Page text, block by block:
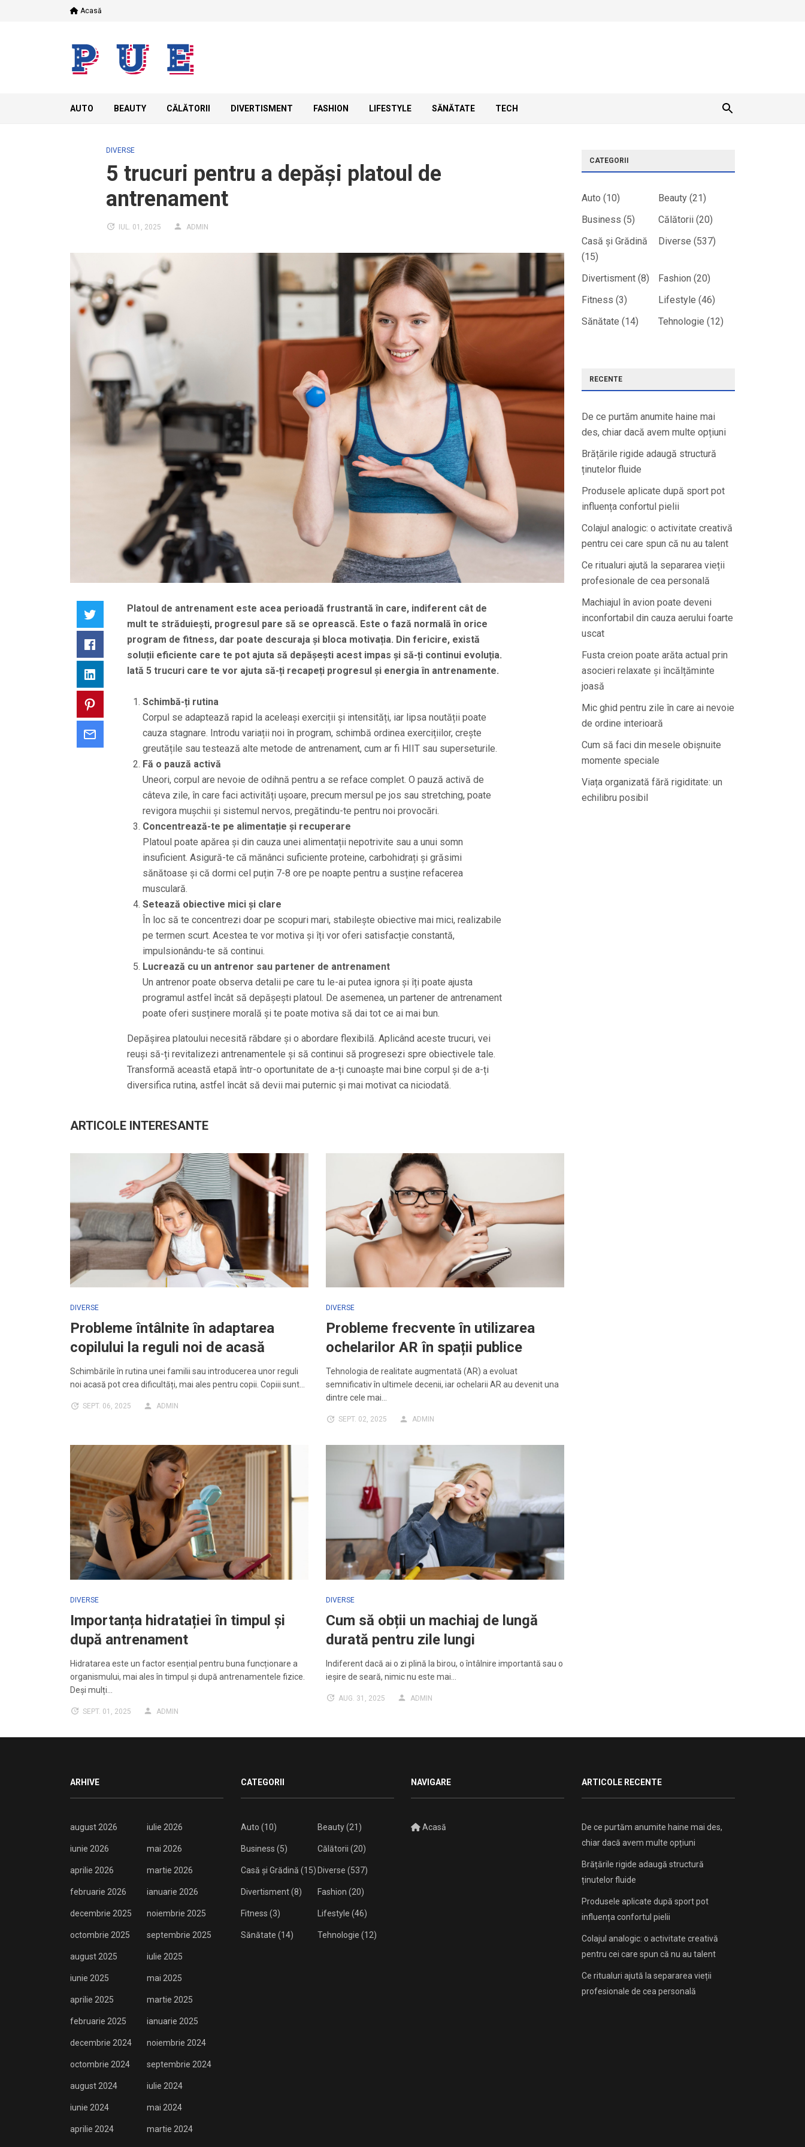
Acasă
AUTO BEAUTY CĂLĂTORII DIVERTISMENT FASHION LIFESTYLE SĂNĂTATE TECH
DIVERSE
5 trucuri pentru a depăși platoul de
antrenament
IUL. 01, 2025 ADMIN
Facebook
LinkedIn
Pinterest
Platoul de antrenament este acea perioadă frustrantă în care, indiferent cât de
mult te străduiești, progresul pare să se oprească. Este o fază normală în orice
program de fitness, dar poate descuraja și bloca motivația. Din fericire, există
soluții eficiente care te pot ajuta să depășești acest impas și să-ți continui evoluția.
Iată 5 trucuri care te vor ajuta să-ți recapeți progresul și energia în antrenamente.
Schimbă-ți rutina
Corpul se adaptează rapid la aceleași exerciții și intensități, iar lipsa noutății poate
cauza stagnare. Introdu variații noi în program, schimbă ordinea exercițiilor, crește
greutățile sau testează alte metode de antrenament, cum ar fi HIIT sau superseturile.
Fă o pauză activă
Uneori, corpul are nevoie de odihnă pentru a se reface complet. O pauză activă de
câteva zile, în care faci activități ușoare, precum mersul pe jos sau stretching, poate
revigora mușchii și sistemul nervos, pregătindu-te pentru noi provocări.
Concentrează-te pe alimentație și recuperare
Platoul poate apărea și din cauza unei alimentații nepotrivite sau a unui somn
insuficient. Asigură-te că mănânci suficiente proteine, carbohidrați și grăsimi
sănătoase și că dormi cel puțin 7-8 ore pe noapte pentru a susține refacerea
musculară.
Setează obiective mici și clare
În loc să te concentrezi doar pe scopuri mari, stabilește obiective mai mici, realizabile
pe termen scurt. Acestea te vor motiva și îți vor oferi satisfacție constantă,
impulsionându-te să continui.
Lucrează cu un antrenor sau partener de antrenament
Un antrenor poate observa detalii pe care tu le-ai putea ignora și îți poate ajusta
programul astfel încât să depășești platoul. De asemenea, un partener de antrenament
poate oferi susținere morală și te poate motiva să dai tot ce ai mai bun.
Depășirea platoului necesită răbdare și o abordare flexibilă. Aplicând aceste trucuri, vei
reuși să-ți revitalizezi antrenamentele și să continui să progresezi spre obiectivele tale.
Transformă această etapă într-o oportunitate de a-ți cunoaște mai bine corpul și de a-ți
diversifica rutina, astfel încât să devii mai puternic și mai motivat ca niciodată.
ARTICOLE INTERESANTE
DIVERSE
Probleme întâlnite în adaptarea
copilului la reguli noi de acasă
Schimbările în rutina unei familii sau introducerea unor reguli
noi acasă pot crea dificultăți, mai ales pentru copii. Copiii sunt…
SEPT. 06, 2025 ADMIN
DIVERSE
Probleme frecvente în utilizarea
ochelarilor AR în spații publice
Tehnologia de realitate augmentată (AR) a evoluat
semnificativ în ultimele decenii, iar ochelarii AR au devenit una
dintre cele mai…
SEPT. 02, 2025 ADMIN
DIVERSE
Importanța hidratației în timpul și
după antrenament
Hidratarea este un factor esențial pentru buna funcționare a
organismului, mai ales în timpul și după antrenamentele fizice.
Deși mulți…
SEPT. 01, 2025 ADMIN
DIVERSE
Cum să obții un machiaj de lungă
durată pentru zile lungi
Indiferent dacă ai o zi plină la birou, o întâlnire importantă sau o
ieșire de seară, nimic nu este mai…
AUG. 31, 2025 ADMIN
CATEGORII
Auto (10) Beauty(21)
Business (5) Călătorii(20)
Casă și Grădină
(15)
Diverse (537)
Divertisment(8) Fashion (20)
Fitness (3) Lifestyle (46)
Sănătate (14) Tehnologie (12)
RECENTE
De ce purtăm anumite haine mai
des, chiar dacă avem multe opțiuni
Brățările rigide adaugă structură
ținutelor fluide
Produsele aplicate după sport pot
influența confortul pielii
Colajul analogic: o activitate creativă
pentru cei care spun că nu au talent
Ce ritualuri ajută la separarea vieții
profesionale de cea personală
Machiajul în avion poate deveni
inconfortabil din cauza aerului foarte
uscat
Fusta creion poate arăta actual prin
asocieri relaxate și încălțăminte
joasă
Mic ghid pentru zile în care ai nevoie
de ordine interioară
Cum să faci din mesele obișnuite
momente speciale
Viața organizată fără rigiditate: un
echilibru posibil
ARHIVE
august 2026 iulie 2026
iunie 2026 mai 2026
aprilie 2026 martie 2026
februarie 2026 ianuarie 2026
decembrie 2025 noiembrie 2025
octombrie 2025 septembrie 2025
august 2025 iulie 2025
iunie 2025 mai 2025
aprilie 2025 martie 2025
februarie 2025 ianuarie 2025
decembrie 2024 noiembrie 2024
octombrie 2024 septembrie 2024
august 2024 iulie 2024
iunie 2024 mai 2024
aprilie 2024 martie 2024
CATEGORII
Auto (10) Beauty(21)
Business (5) Călătorii (20)
Casă și Grădină (15) Diverse (537)
Divertisment(8) Fashion (20)
Fitness (3) Lifestyle (46)
Sănătate (14) Tehnologie (12)
NAVIGARE
Acasă
ARTICOLE RECENTE
De ce purtăm anumite haine mai des,
chiar dacă avem multe opțiuni
Brățările rigide adaugă structură
ținutelor fluide
Produsele aplicate după sport pot
influența confortul pielii
Colajul analogic: o activitate creativă
pentru cei care spun că nu au talent
Ce ritualuri ajută la separarea vieții
profesionale de cea personală